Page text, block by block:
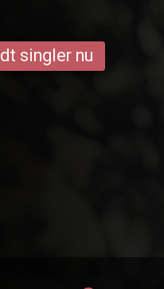
singler nu